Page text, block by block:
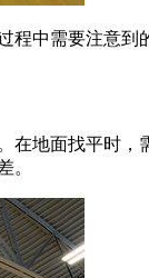
中需要注意到
地面找平时，
。